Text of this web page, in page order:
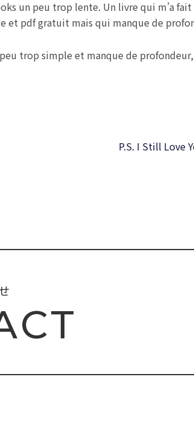
un peu trop lente. Un livre qui m’a
et pdf gratuit mais qui manque de
trop simple et manque de
P.S. I Still Love